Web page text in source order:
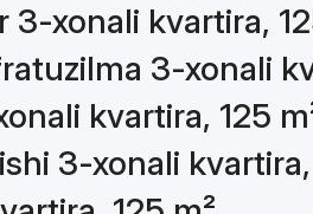
3-xonali kvartira,
3-xonali
kvartira, 125
3-xonali kvartira,